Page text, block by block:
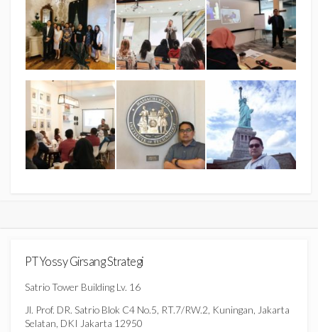
PT Yossy Girsang Strategi
Satrio Tower Building Lv. 16
Jl. Prof. DR. Satrio Blok C4 No.5, RT.7/RW.2, Kuningan, Jakarta
Selatan, DKI Jakarta 12950